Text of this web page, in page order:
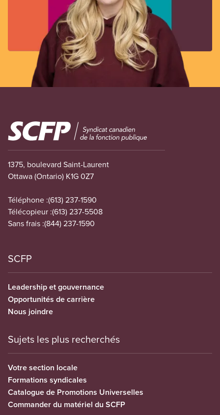
Image
1375, boulevard Saint-Laurent
Ottawa (Ontario) K1G 0Z7
Téléphone :(613) 237-1590
Télécopieur :(613) 237-5508
Sans frais :(844) 237-1590
SCFP
Leadership et gouvernance
Opportunités de carrière
Nous joindre
Sujets les plus recherchés
Votre section locale
Formations syndicales
Catalogue de Promotions Universelles
Commander du matériel du SCFP